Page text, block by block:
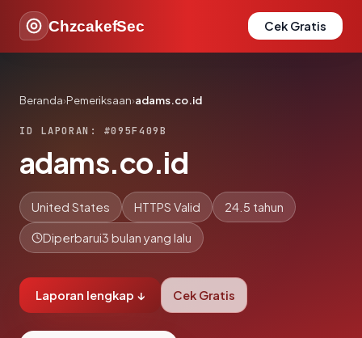
ChzcakefSec Cek Gratis
Beranda›Pemeriksaan›adams.co.id
ID LAPORAN: #095F409B
adams.co.id
United States HTTPS Valid 24.5 tahun
Diperbarui3 bulan yang lalu
Laporan lengkap ↓ Cek Gratis